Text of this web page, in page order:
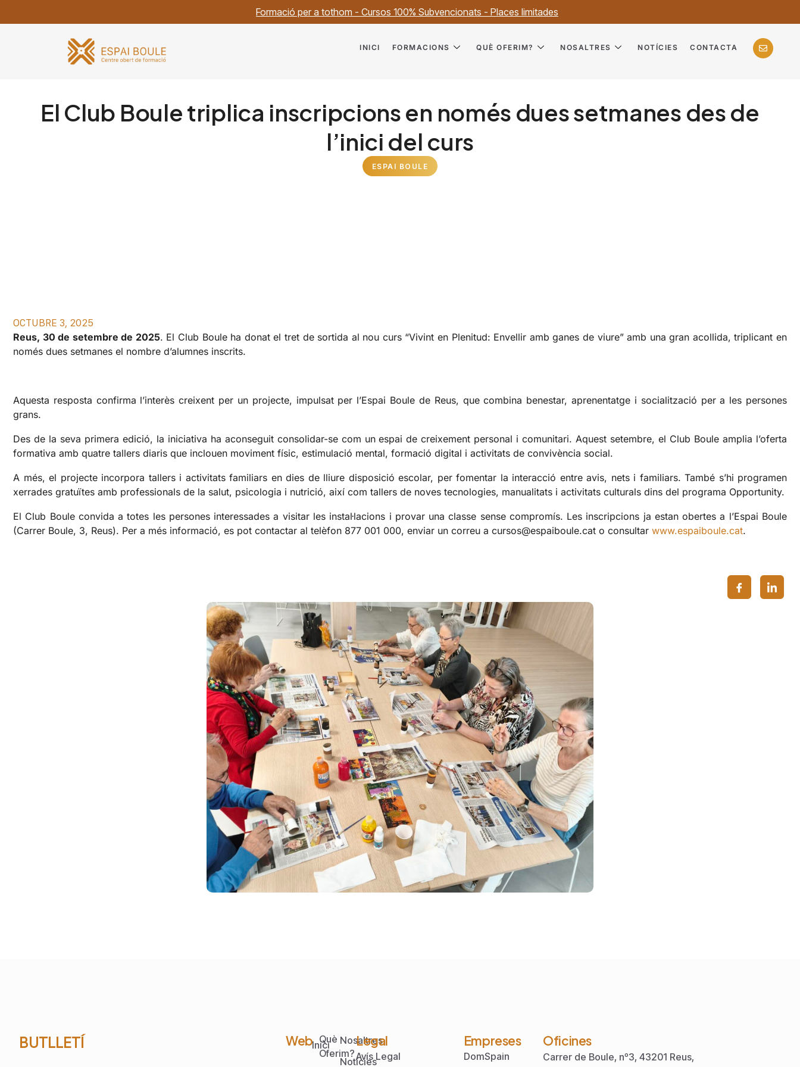
Formació per a tothom - Cursos 100% Subvencionats - Places limitades
INICI FORMACIONS QUÈ OFERIM? NOSALTRES NOTÍCIES CONTACTA
El Club Boule triplica inscripcions en només dues setmanes des de
l’inici del curs
ESPAI BOULE
OCTUBRE 3, 2025
Reus, 30 de setembre de 2025. El Club Boule ha donat el tret de sortida al nou curs “Vivint en Plenitud: Envellir amb ganes de viure” amb una gran acollida, triplicant en
només dues setmanes el nombre d’alumnes inscrits.
Aquesta resposta confirma l’interès creixent per un projecte, impulsat per l’Espai Boule de Reus, que combina benestar, aprenentatge i socialització per a les persones
grans.
Des de la seva primera edició, la iniciativa ha aconseguit consolidar-se com un espai de creixement personal i comunitari. Aquest setembre, el Club Boule amplia l’oferta
formativa amb quatre tallers diaris que inclouen moviment físic, estimulació mental, formació digital i activitats de convivència social.
A més, el projecte incorpora tallers i activitats familiars en dies de lliure disposició escolar, per fomentar la interacció entre avis, nets i familiars. També s’hi programen
xerrades gratuïtes amb professionals de la salut, psicologia i nutrició, així com tallers de noves tecnologies, manualitats i activitats culturals dins del programa Opportunity.
El Club Boule convida a totes les persones interessades a visitar les instal·lacions i provar una classe sense compromís. Les inscripcions ja estan obertes a l’Espai Boule
(Carrer Boule, 3, Reus). Per a més informació, es pot contactar al telèfon 877 001 000, enviar un correu a cursos@espaiboule.cat o consultar www.espaiboule.cat.
BUTLLETÍ WebInici
Què
Oferim?
Nosaltres
Notícies
Legal
Avís Legal
Empreses
DomSpain
Oficines
Carrer de Boule, nº3, 43201 Reus,